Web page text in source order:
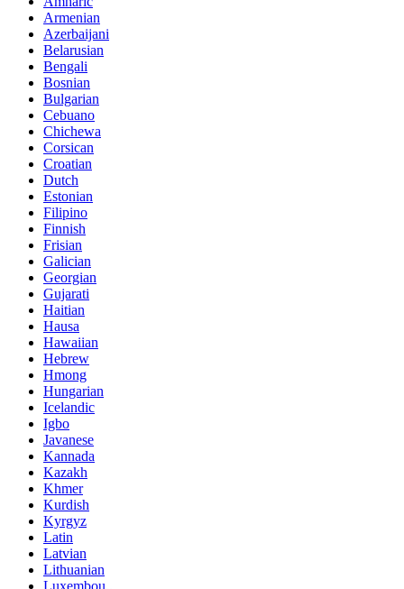
Armenian
Azerbaijani
Belarusian
Bengali
Bosnian
Bulgarian
Cebuano
Chichewa
Corsican
Croatian
Dutch
Estonian
Filipino
Finnish
Frisian
Galician
Georgian
Gujarati
Haitian
Hausa
Hawaiian
Hebrew
Hmong
Hungarian
Icelandic
Igbo
Javanese
Kannada
Kazakh
Khmer
Kurdish
Kyrgyz
Latin
Latvian
Lithuanian
Luxembou..